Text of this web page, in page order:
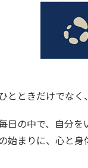
とときだけでなく
日の中で、自分を
始まりに、心と身